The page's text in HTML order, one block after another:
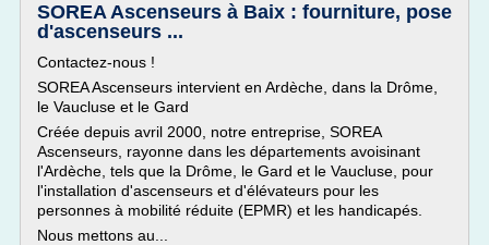
SOREA Ascenseurs à Baix : fourniture, pose
d'ascenseurs ...
Contactez-nous !
SOREA Ascenseurs intervient en Ardèche, dans la Drôme,
le Vaucluse et le Gard
Créée depuis avril 2000, notre entreprise, SOREA
Ascenseurs, rayonne dans les départements avoisinant
l'Ardèche, tels que la Drôme, le Gard et le Vaucluse, pour
l'installation d'ascenseurs et d'élévateurs pour les
personnes à mobilité réduite (EPMR) et les handicapés.
Nous mettons au...